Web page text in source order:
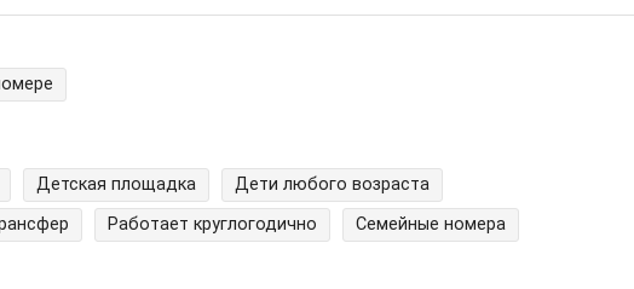
Детская площадка
Дети любого возраста
Работает круглогодично Семейные номера